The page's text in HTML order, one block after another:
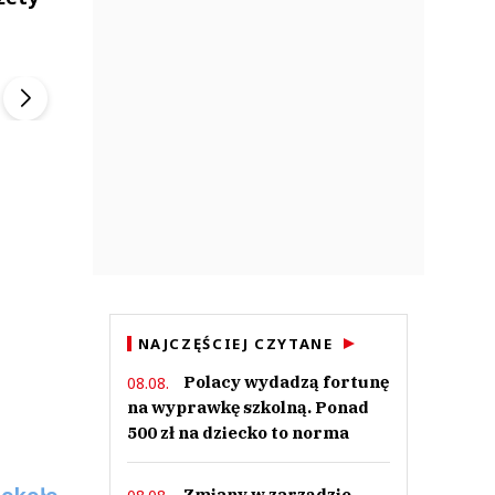
NAJCZĘŚCIEJ CZYTANE
08.08.
Polacy wydadzą fortunę
na wyprawkę szkolną. Ponad
500 zł na dziecko to norma